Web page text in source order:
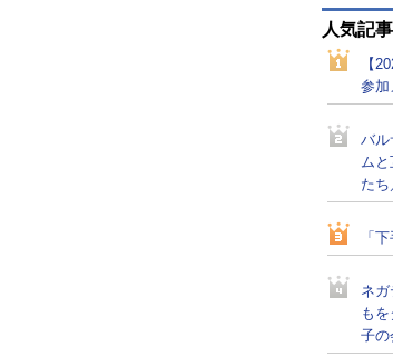
人気記
【
参加
バ
ムと
た
「
ネ
も
子の